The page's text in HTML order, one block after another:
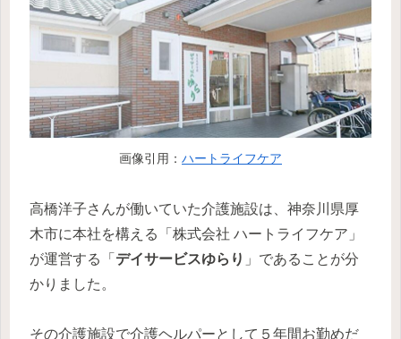
画像引用： ハートライフケア
高橋洋子さんが働いていた介護施設は、神奈川県厚
木市に本社を構える「株式会社 ハートライフケア」
が運営する「 デイサービスゆらり 」であることが分
かりました。
その介護施設で介護ヘルパーとして５年間お勤めだ